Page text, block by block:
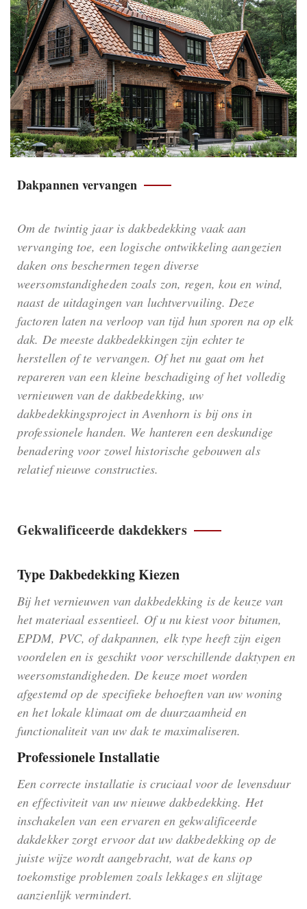
Dakpannen vervangen
Om de twintig jaar is dakbedekking vaak aan
vervanging toe, een logische ontwikkeling aangezien
daken ons beschermen tegen diverse
weersomstandigheden zoals zon, regen, kou en wind,
naast de uitdagingen van luchtvervuiling. Deze
factoren laten na verloop van tijd hun sporen na op elk
dak. De meeste dakbedekkingen zijn echter te
herstellen of te vervangen. Of het nu gaat om het
repareren van een kleine beschadiging of het volledig
vernieuwen van de dakbedekking, uw
dakbedekkingsproject in Avenhorn is bij ons in
professionele handen. We hanteren een deskundige
benadering voor zowel historische gebouwen als
relatief nieuwe constructies.
Gekwalificeerde dakdekkers
Type Dakbedekking Kiezen
Bij het vernieuwen van dakbedekking is de keuze van
het materiaal essentieel. Of u nu kiest voor bitumen,
EPDM, PVC, of dakpannen, elk type heeft zijn eigen
voordelen en is geschikt voor verschillende daktypen en
weersomstandigheden. De keuze moet worden
afgestemd op de specifieke behoeften van uw woning
en het lokale klimaat om de duurzaamheid en
functionaliteit van uw dak te maximaliseren.
Professionele Installatie
Een correcte installatie is cruciaal voor de levensduur
en effectiviteit van uw nieuwe dakbedekking. Het
inschakelen van een ervaren en gekwalificeerde
dakdekker zorgt ervoor dat uw dakbedekking op de
juiste wijze wordt aangebracht, wat de kans op
toekomstige problemen zoals lekkages en slijtage
aanzienlijk vermindert.